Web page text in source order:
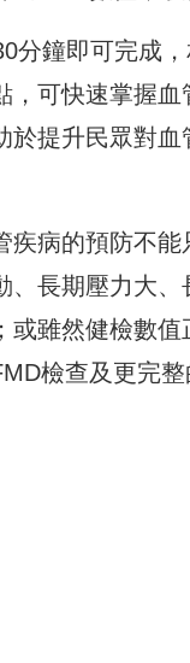
分鐘即可完成
，可快速掌握
於提升民眾對
病的預防不
、長期壓力大
或雖然健檢數
檢查及更完